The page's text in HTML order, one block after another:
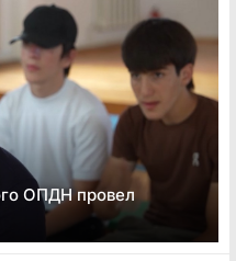
ОПДН провел